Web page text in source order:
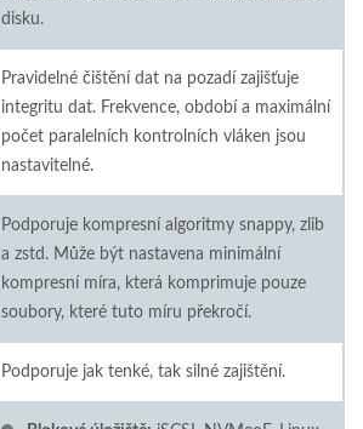
disku.
Pravidelné čištění dat na pozadí zajišťuje
integritu dat. Frekvence, období a maximální
počet paralelních kontrolních vláken jsou
nastavitelné.
Podporuje kompresní algoritmy snappy, zlib
a zstd. Může být nastavena minimální
kompresní míra, která komprimuje pouze
soubory, které tuto míru překročí.
Podporuje jak tenké, tak silné zajištění.